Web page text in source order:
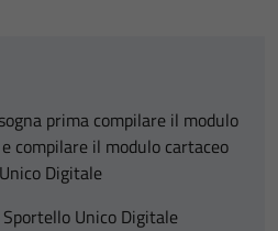
prima compilare il modulo
compilare il modulo cartaceo
Digitale
Unico Digitale